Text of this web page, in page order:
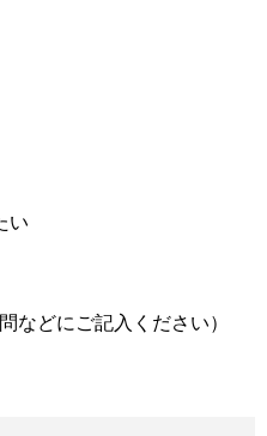
い
などにご記入ください）